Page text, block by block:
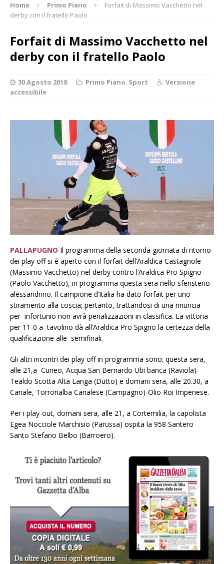
Home Primo Piano
Forfait di Massimo Vacchetto nel
derby con il fratello Paolo
Forfait di Massimo Vacchetto nel
derby con il fratello Paolo
30 Agosto 2018 Primo Piano, Sport
Versione
accessibile
PALLAPUGNO Il programma della seconda giornata di ritorno
dei play off si è aperto con il forfait dell’Araldica Castagnole
(Massimo Vacchetto) nel derby contro l’Araldica Pro Spigno
(Paolo Vacchetto), in programma questa sera nello sferisterio
alessandrino. Il campione d’Italia ha dato forfait per uno
stiramento alla coscia; pertanto, trattandosi di una rinuncia
per infortunio non avrà penalizzazioni in classifica. La vittoria
per 11-0 a tavolino dà all’Araldica Pro Spigno la certezza della
qualificazione alle semifinali.
Gli altri incontri dei play off in programma sono: questa sera,
alle 21,a Cuneo, Acqua San Bernardo Ubi banca (Raviola)-
Tealdo Scotta Alta Langa (Dutto) e domani sera, alle 20.30, a
Canale, Torronalba Canalese (Campagno)-Olio Roi Imperiese.
Per i play-out, domani sera, alle 21, a Cortemilia, la capolista
Egea Nocciole Marchisio (Parussa) ospita la 958 Santero
Santo Stefano Belbo (Barroero).